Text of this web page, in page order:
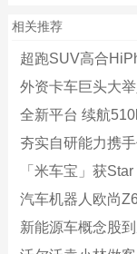
相关推荐
超跑SUV高合
外资卡车巨头大
全新平台 续航
夯实自研能力携
「米车宝」获
汽车机器人欧尚
新能源车概念股